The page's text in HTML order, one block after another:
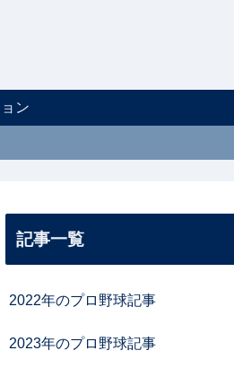
ン
記事一覧
2022年のプロ野球記事
2023年のプロ野球記事